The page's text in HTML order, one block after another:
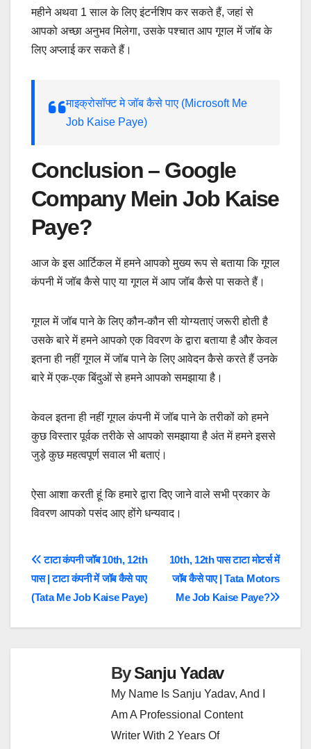
महीने अथवा 1 साल के लिए इंटर्नशिप कर सकते हैं, जहां से
आपको अच्छा अनुभव मिलेगा, उसके पश्चात आप गूगल में जॉब के
लिए अप्लाई कर सकते हैं।
माइक्रोसॉफ्ट मे जॉब कैसे पाए (Microsoft Me
Job Kaise Paye)
Conclusion – Google
Company Mein Job Kaise
Paye?
आज के इस आर्टिकल में हमने आपको मुख्य रूप से बताया कि गूगल
कंपनी में जॉब कैसे पाए या गूगल में आप जॉब कैसे पा सकते हैं।
गूगल में जॉब पाने के लिए कौन-कौन सी योग्यताएं जरूरी होती है
उसके बारे में हमने आपको एक विवरण के द्वारा बताया है और केवल
इतना ही नहीं गूगल में जॉब पाने के लिए आवेदन कैसे करते हैं उनके
बारे में एक-एक बिंदुओं से हमने आपको समझाया है।
केवल इतना ही नहीं गूगल कंपनी में जॉब पाने के तरीकों को हमने
कुछ विस्तार पूर्वक तरीके से आपको समझाया है अंत में हमने इससे
जुड़े कुछ महत्वपूर्ण सवाल भी बताएं।
ऐसा आशा करती हूं कि हमारे द्वारा दिए जाने वाले सभी प्रकार के
विवरण आपको पसंद आए होंगे धन्यवाद।
Post
Navigation
10th, 12th पास टाटा मोटर्स में
जॉब कैसे पाए | Tata Motors
Me Job Kaise Paye?
टाटा कंपनी जॉब 10th, 12th
पास | टाटा कंपनी में जॉब कैसे पाए
(Tata Me Job Kaise Paye)
BySanju Yadav
My Name Is Sanju Yadav, And I
Am A Professional Content
Writer With 2 Years Of